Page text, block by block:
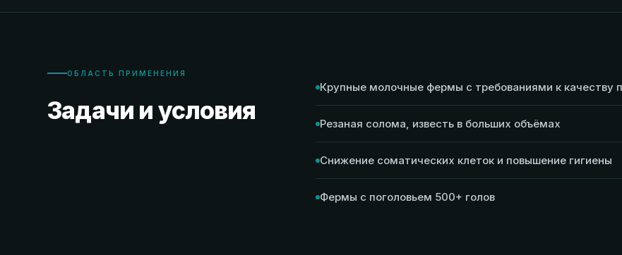
ОБЛАСТЬ ПРИМЕНЕНИЯ
Задачи и условия
Крупные молочные фермы с требованиями к качеству
Резаная солома, известь в больших объёмах
Снижение соматических клеток и повышение гигиены
Фермы с поголовьем 500+ голов